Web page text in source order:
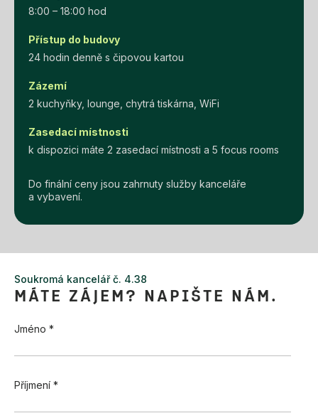
8:00 – 18:00 hod
Přístup do budovy
24 hodin denně s čipovou kartou
Zázemí
2 kuchyňky, lounge, chytrá tiskárna, WiFi
Zasedací místnosti
k dispozici máte 2 zasedací místnosti a 5 focus rooms
Do finální ceny jsou zahrnuty služby kanceláře
a vybavení.
Soukromá kancelář č. 4.38
MÁTE ZÁJEM? NAPIŠTE NÁM.
Jméno *
Příjmení *